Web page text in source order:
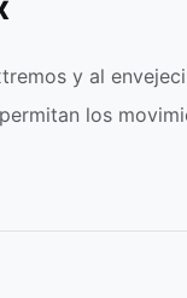
y al
los